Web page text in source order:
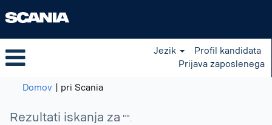
Jezik
Profil kandidata
Prijava zaposlenega
Domov pri Scania(trenutna
Rezultati iskanja za "".